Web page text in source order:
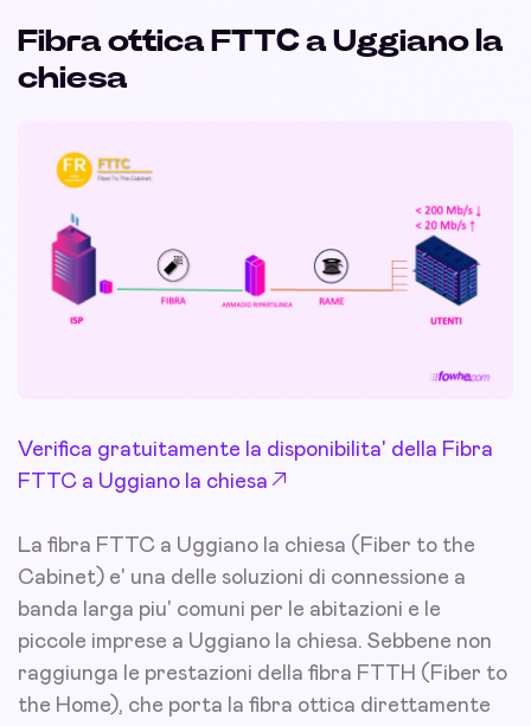
Fibra ottica FTTC a Uggiano la
chiesa
Verifica gratuitamente la disponibilita' della Fibra
FTTC a Uggiano la chiesa
La fibra FTTC a Uggiano la chiesa (Fiber to the
Cabinet) e' una delle soluzioni di connessione a
banda larga piu' comuni per le abitazioni e le
piccole imprese a Uggiano la chiesa. Sebbene non
raggiunga le prestazioni della fibra FTTH (Fiber to
the Home), che porta la fibra ottica direttamente